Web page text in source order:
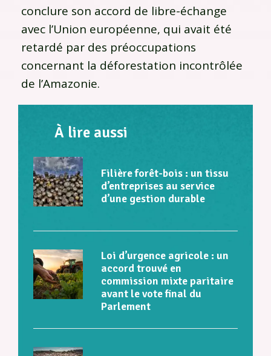
conclure son accord de libre-échange
avec l’Union européenne, qui avait été
retardé par des préoccupations
concernant la déforestation incontrôlée
de l’Amazonie.
À lire aussi
Filière forêt-bois : un tissu
d’entreprises au service
d’une gestion durable
Loi d’urgence agricole : un
accord trouvé en
commission mixte paritaire
avant le vote final du
Parlement